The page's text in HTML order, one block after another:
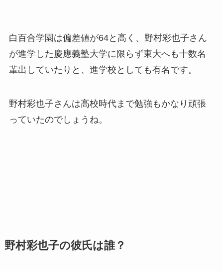
白百合学園は偏差値が64と高く、野村彩也子さん
が進学した慶應義塾大学に限らず東大へも十数名
輩出していたりと、進学校としても有名です。
野村彩也子さんは高校時代まで勉強もかなり頑張
っていたのでしょうね。
野村彩也子の彼氏は誰？